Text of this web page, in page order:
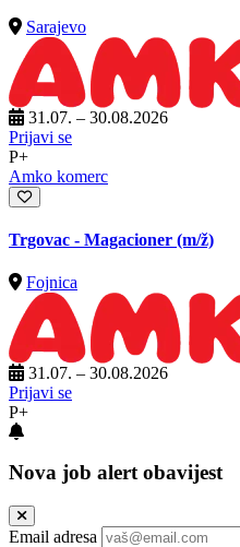
Sarajevo
31.07. – 30.08.2026
Prijavi se
P+
Amko komerc
Trgovac - Magacioner (m/ž)
Fojnica
31.07. – 30.08.2026
Prijavi se
P+
Nova job alert obavijest
Email adresa